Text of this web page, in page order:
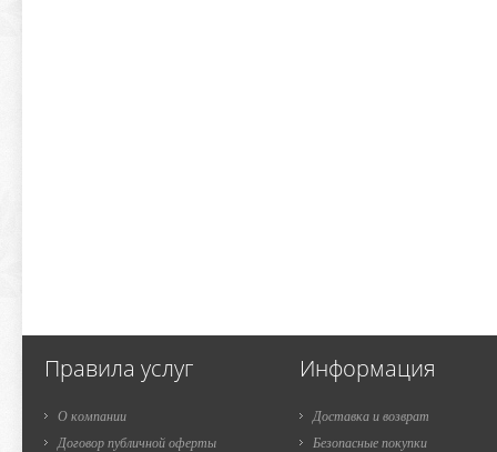
Правила услуг
О компании
Договор публичной оферты
Информация
Доставка и возврат
Безопасные покупки